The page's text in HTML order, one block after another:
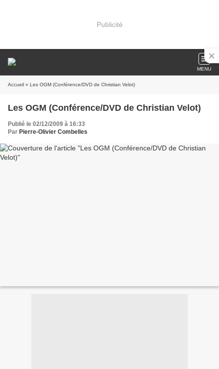
Publicité
MENU
Accueil » Les OGM (Conférence/DVD de Christian Velot)
Les OGM (Conférence/DVD de Christian Velot)
Publié le 02/12/2009 à 16:33
Par Pierre-Olivier Combelles